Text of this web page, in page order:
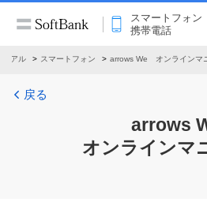
スマートフォン
携帯電話
ュアル スマートフォン arrows We オンラインマ
戻る
arrows
オンラインマ